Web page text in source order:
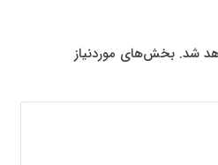
شد. بخش‌های موردنیاز